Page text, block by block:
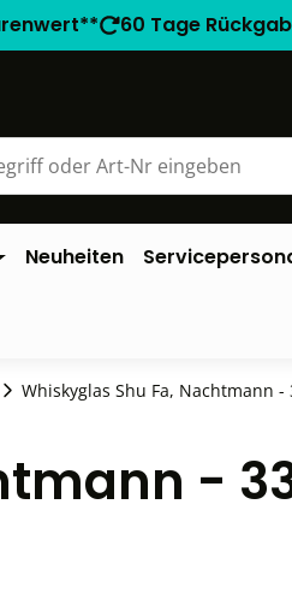
60 Tage
Neuheiten
Whiskyglas Shu Fa, Nachtmann -
-